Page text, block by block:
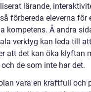
lärande,
förbereda eleverna för
kompetens. Å andra
verktyg kan leda till
att det kan öka klyftan
de som inte har det.
vara en kraftfull och